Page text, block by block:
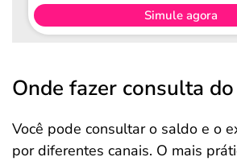
Simule agora
Onde fazer consulta do
Você pode consultar o saldo e o
por diferentes canais. O mais